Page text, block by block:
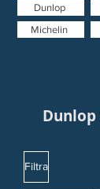
Dunlop
Michelin
Dunlop
Filtra